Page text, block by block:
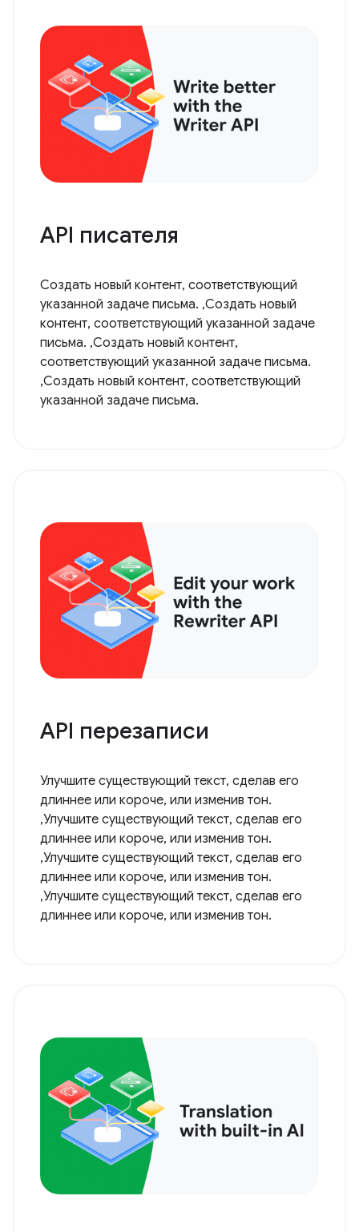
API писателя
Создать новый контент, соответствующий
указанной задаче письма. ,Создать новый
контент, соответствующий указанной задаче
письма. ,Создать новый контент,
соответствующий указанной задаче письма.
,Создать новый контент, соответствующий
указанной задаче письма.
API перезаписи
Улучшите существующий текст, сделав его
длиннее или короче, или изменив тон.
,Улучшите существующий текст, сделав его
длиннее или короче, или изменив тон.
,Улучшите существующий текст, сделав его
длиннее или короче, или изменив тон.
,Улучшите существующий текст, сделав его
длиннее или короче, или изменив тон.